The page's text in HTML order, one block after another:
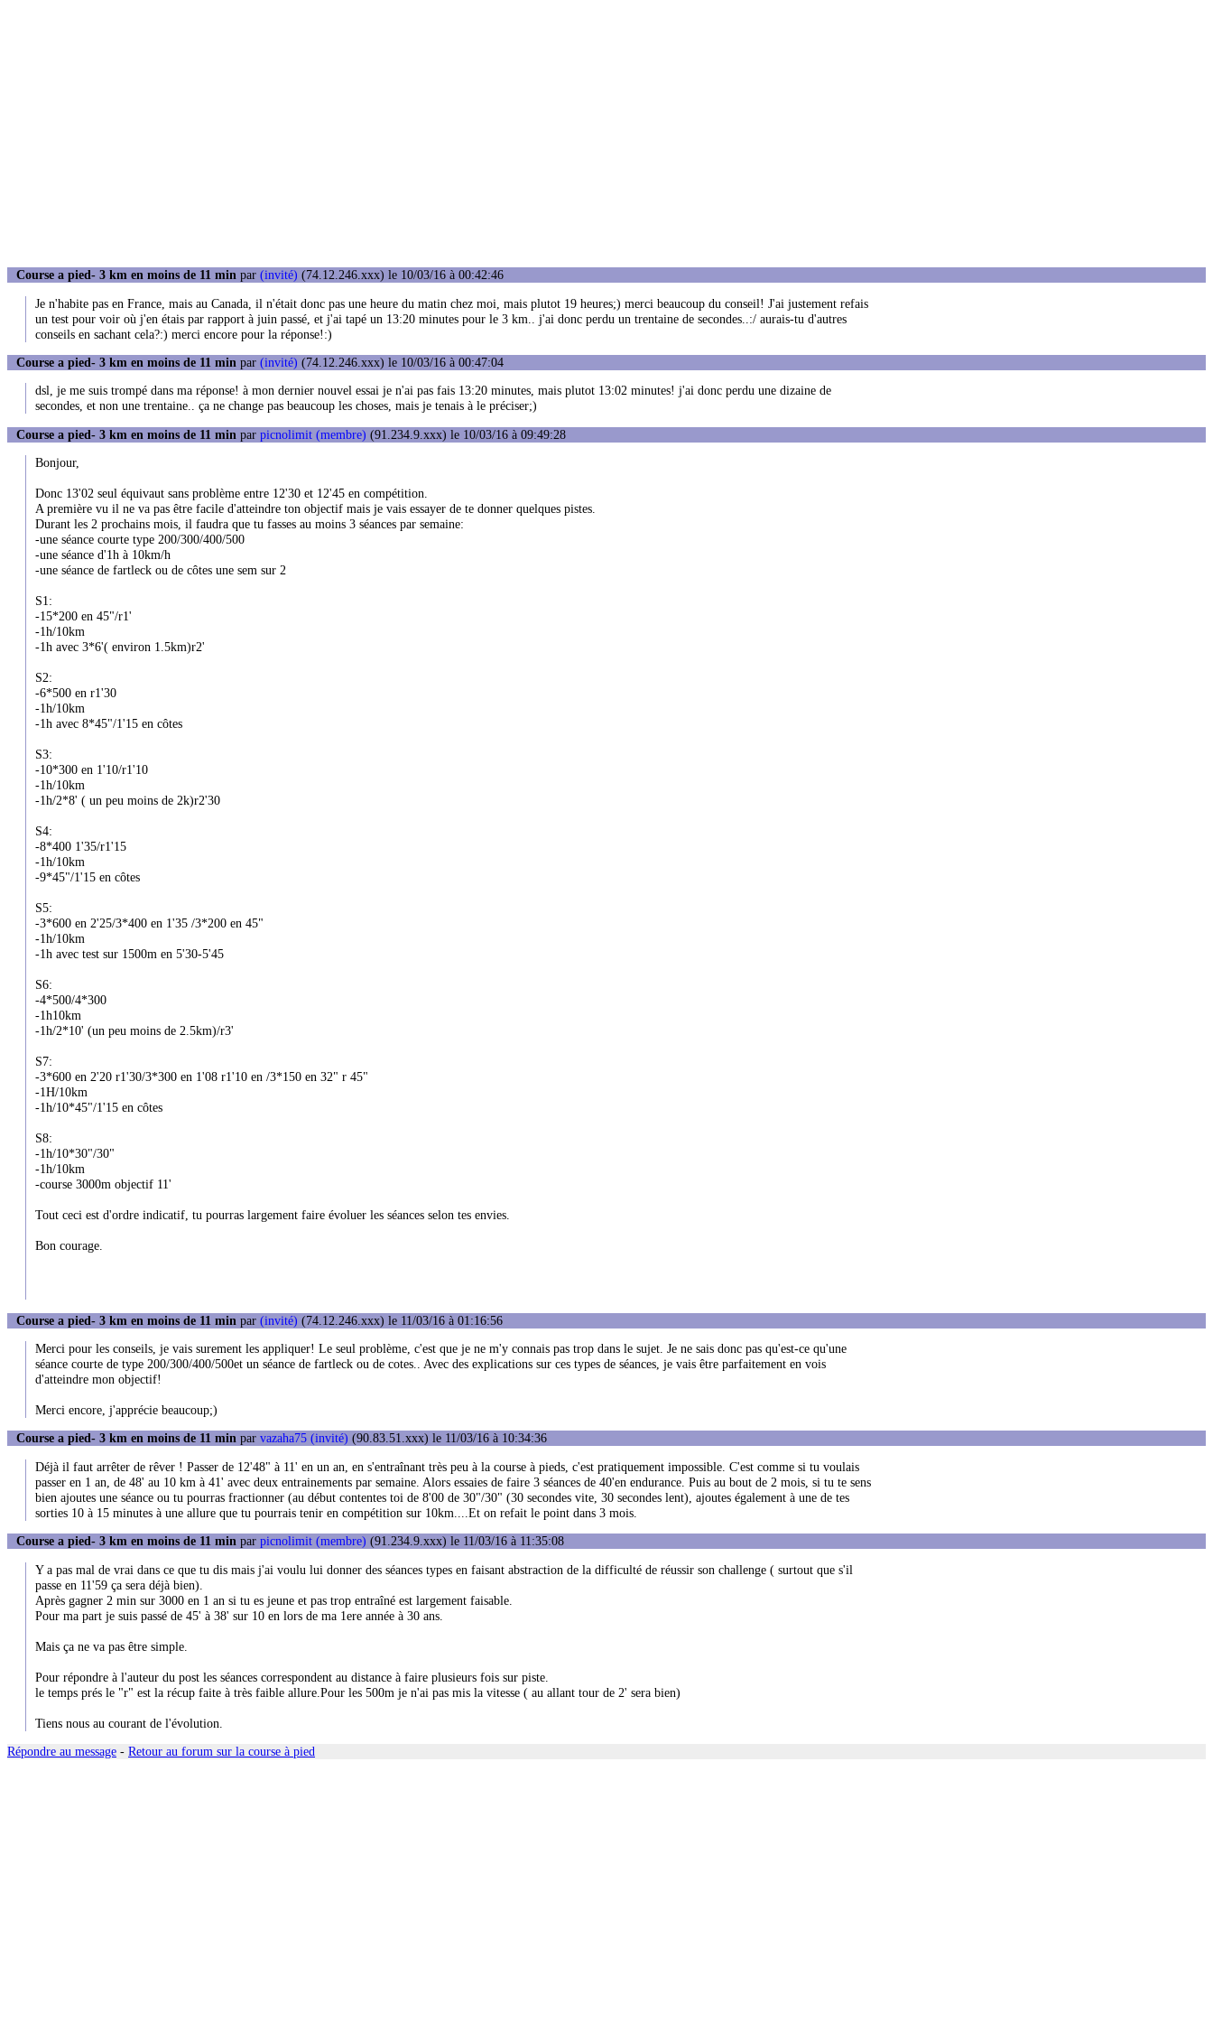
Course a pied- 3 km en moins de 11 min par (invité) (74.12.246.xxx) le 10/03/16 à 00:42:46
Je n'habite pas en France, mais au Canada, il n'était donc pas une heure du matin chez moi, mais plutot 19 heures;) merci beaucoup du conseil! J'ai justement refais
un test pour voir où j'en étais par rapport à juin passé, et j'ai tapé un 13:20 minutes pour le 3 km.. j'ai donc perdu un trentaine de secondes..:/ aurais-tu d'autres
conseils en sachant cela?:) merci encore pour la réponse!:)
Course a pied- 3 km en moins de 11 min par (invité) (74.12.246.xxx) le 10/03/16 à 00:47:04
dsl, je me suis trompé dans ma réponse! à mon dernier nouvel essai je n'ai pas fais 13:20 minutes, mais plutot 13:02 minutes! j'ai donc perdu une dizaine de
secondes, et non une trentaine.. ça ne change pas beaucoup les choses, mais je tenais à le préciser;)
Course a pied- 3 km en moins de 11 min par picnolimit (membre) (91.234.9.xxx) le 10/03/16 à 09:49:28
Bonjour,
Donc 13'02 seul équivaut sans problème entre 12'30 et 12'45 en compétition.
A première vu il ne va pas être facile d'atteindre ton objectif mais je vais essayer de te donner quelques pistes.
Durant les 2 prochains mois, il faudra que tu fasses au moins 3 séances par semaine:
-une séance courte type 200/300/400/500
-une séance d'1h à 10km/h
-une séance de fartleck ou de côtes une sem sur 2
S1:
-15*200 en 45"/r1'
-1h/10km
-1h avec 3*6'( environ 1.5km)r2'
S2:
-6*500 en r1'30
-1h/10km
-1h avec 8*45"/1'15 en côtes
S3:
-10*300 en 1'10/r1'10
-1h/10km
-1h/2*8' ( un peu moins de 2k)r2'30
S4:
-8*400 1'35/r1'15
-1h/10km
-9*45"/1'15 en côtes
S5:
-3*600 en 2'25/3*400 en 1'35 /3*200 en 45"
-1h/10km
-1h avec test sur 1500m en 5'30-5'45
S6:
-4*500/4*300
-1h10km
-1h/2*10' (un peu moins de 2.5km)/r3'
S7:
-3*600 en 2'20 r1'30/3*300 en 1'08 r1'10 en /3*150 en 32" r 45"
-1H/10km
-1h/10*45"/1'15 en côtes
S8:
-1h/10*30"/30"
-1h/10km
-course 3000m objectif 11'
Tout ceci est d'ordre indicatif, tu pourras largement faire évoluer les séances selon tes envies.
Bon courage.
Course a pied- 3 km en moins de 11 min par (invité) (74.12.246.xxx) le 11/03/16 à 01:16:56
Merci pour les conseils, je vais surement les appliquer! Le seul problème, c'est que je ne m'y connais pas trop dans le sujet. Je ne sais donc pas qu'est-ce qu'une
séance courte de type 200/300/400/500et un séance de fartleck ou de cotes.. Avec des explications sur ces types de séances, je vais être parfaitement en vois
d'atteindre mon objectif!
Merci encore, j'apprécie beaucoup;)
Course a pied- 3 km en moins de 11 min par vazaha75 (invité) (90.83.51.xxx) le 11/03/16 à 10:34:36
Déjà il faut arrêter de rêver ! Passer de 12'48" à 11' en un an, en s'entraînant très peu à la course à pieds, c'est pratiquement impossible. C'est comme si tu voulais
passer en 1 an, de 48' au 10 km à 41' avec deux entrainements par semaine. Alors essaies de faire 3 séances de 40'en endurance. Puis au bout de 2 mois, si tu te sens
bien ajoutes une séance ou tu pourras fractionner (au début contentes toi de 8'00 de 30"/30" (30 secondes vite, 30 secondes lent), ajoutes également à une de tes
sorties 10 à 15 minutes à une allure que tu pourrais tenir en compétition sur 10km....Et on refait le point dans 3 mois.
Course a pied- 3 km en moins de 11 min par picnolimit (membre) (91.234.9.xxx) le 11/03/16 à 11:35:08
Y a pas mal de vrai dans ce que tu dis mais j'ai voulu lui donner des séances types en faisant abstraction de la difficulté de réussir son challenge ( surtout que s'il
passe en 11'59 ça sera déjà bien).
Après gagner 2 min sur 3000 en 1 an si tu es jeune et pas trop entraîné est largement faisable.
Pour ma part je suis passé de 45' à 38' sur 10 en lors de ma 1ere année à 30 ans.
Mais ça ne va pas être simple.
Pour répondre à l'auteur du post les séances correspondent au distance à faire plusieurs fois sur piste.
le temps prés le "r" est la récup faite à très faible allure.Pour les 500m je n'ai pas mis la vitesse ( au allant tour de 2' sera bien)
Tiens nous au courant de l'évolution.
Répondre au message - Retour au forum sur la course à pied